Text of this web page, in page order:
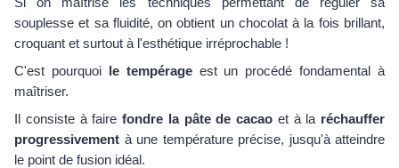
souplesse et sa fluidité, on obtient un chocolat à la fois brillant,
croquant et surtout à l'esthétique irréprochable !
C'est pourquoi le tempérageest un procédé fondamental à
maîtriser.
Il consiste à faire fondre la pâte de cacao et à la réchauffer
progressivement à une température précise, jusqu'à atteindre
le point de fusion idéal.